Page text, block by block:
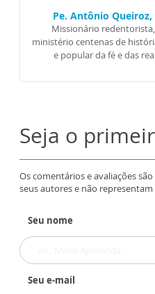
Pe. Antônio
Missionário
ministério centenas de
e popular da fé e das
Seja o
Os comentários e avaliações
seus autores e não
Seu nome
Seu e-mail